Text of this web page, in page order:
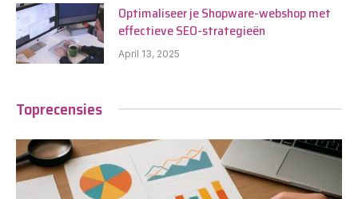
Optimaliseer je Shopware-webshop met
effectieve SEO-strategieën
April 13, 2025
Toprecensies